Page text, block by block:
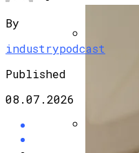
Угловой
By
industrypodcast
Published
08.07.2026